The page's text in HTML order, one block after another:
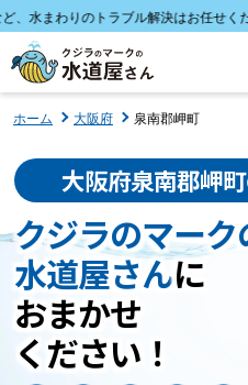
りのトラブル解決はお任せください！
ホーム 大阪府 泉南郡岬町
大阪府泉南郡岬
クジラのマーク
水道屋さんに
おまかせ
ください！